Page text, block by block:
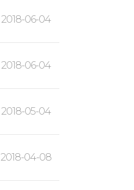
2018-06-04
2018-06-04
2018-05-04
2018-04-08